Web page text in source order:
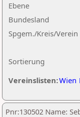
Ebene
Sortierung
Bundesland
Spgem./Kreis/Verein
Vereinslisten:Wien
Pnr:130502 Name: